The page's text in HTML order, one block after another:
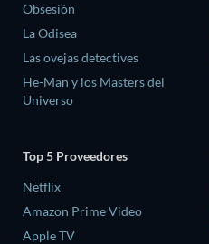
Obsesión
La Odisea
Las ovejas detectives
He-Man y los Masters del
Universo
Top 5 Proveedores
Netflix
Amazon Prime Video
Apple TV